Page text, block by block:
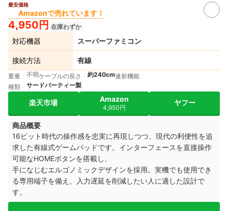
最安価格
Amazonで売れています！
4,950円 在庫わずか
対応機器 スーパーファミコン
接続方法 有線
重量 不明ケーブルの長さ 約240cm連射機能
種類
サードパーティー製
楽天市場 Amazon
4,950円
ヤフー
商品概要
16ビット時代の操作感を忠実に再現しつつ、現代の利便性を追
求した有線式ゲームパッドです。インターフェースを直接操作
可能なHOMEボタンを搭載し、
手になじむエルゴノミックデザインを採用。実機でも使用でき
る専用端子を備え、入力遅延を削減したい人に適した設計で
す。